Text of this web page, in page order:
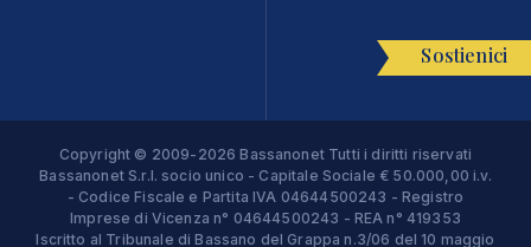
Sostienici
Copyright © 2009-2026 Bassanonet Tutti i diritti riservati
Bassanonet S.r.l. socio unico - Capitale Sociale € 50.000,00 i.v.
- Codice Fiscale e Partita IVA 04644500243 - Registro
Imprese di Vicenza n° 04644500243 - REA n° 419353
Iscritto al Tribunale di Bassano del Grappa n.3/06 del 10 maggio